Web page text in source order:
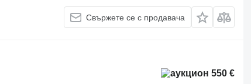
Свържете се с продавача
550 €